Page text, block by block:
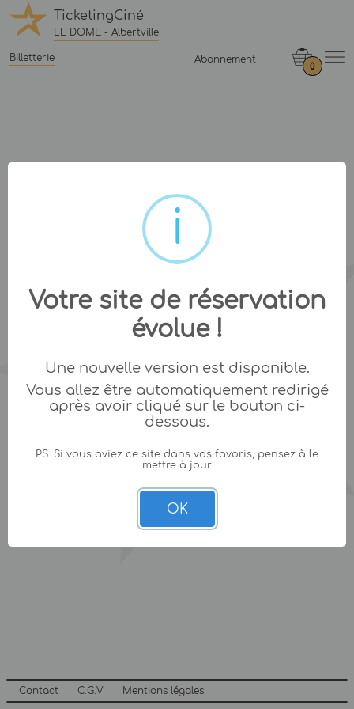
TicketingCiné
LE DOME - Albertville
Billetterie Abonnement
0
Contact C.G.V Mentions légales
Votre site de réservation
évolue !
Une nouvelle version est disponible.
Vous allez être automatiquement redirigé
après avoir cliqué sur le bouton ci-
dessous.
PS: Si vous aviez ce site dans vos favoris, pensez à le
mettre à jour.
OK